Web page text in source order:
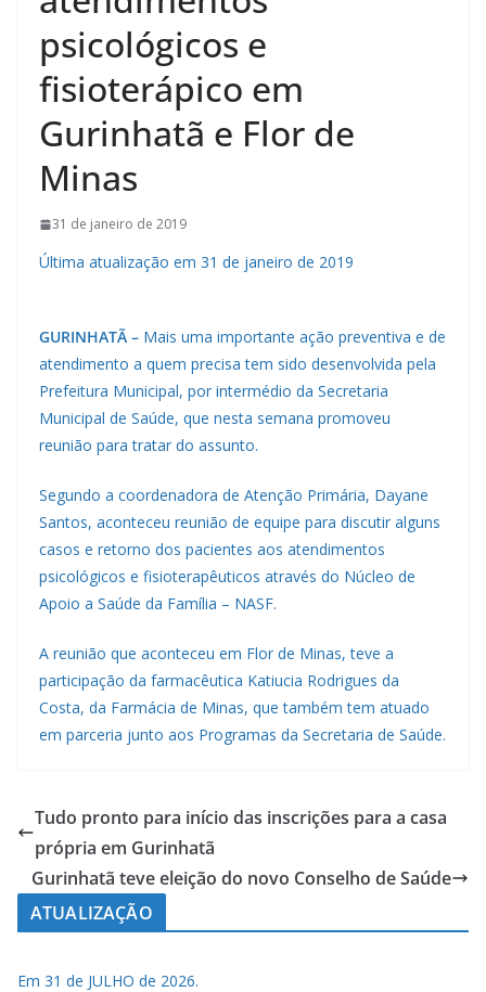
psicológicos e
fisioterápico em
Gurinhatã e Flor de
Minas
31 de janeiro de 2019
Última atualização em 31 de janeiro de 2019
GURINHATÃ – Mais uma importante ação preventiva e de
atendimento a quem precisa tem sido desenvolvida pela
Prefeitura Municipal, por intermédio da Secretaria
Municipal de Saúde, que nesta semana promoveu
reunião para tratar do assunto.
Segundo a coordenadora de Atenção Primária, Dayane
Santos, aconteceu reunião de equipe para discutir alguns
casos e retorno dos pacientes aos atendimentos
psicológicos e fisioterapêuticos através do Núcleo de
Apoio a Saúde da Família – NASF.
A reunião que aconteceu em Flor de Minas, teve a
participação da farmacêutica Katiucia Rodrigues da
Costa, da Farmácia de Minas, que também tem atuado
em parceria junto aos Programas da Secretaria de Saúde.
Tudo pronto para início das inscrições para a casa
própria em Gurinhatã
Gurinhatã teve eleição do novo Conselho de Saúde
ATUALIZAÇÃO
Em 31 de JULHO de 2026.